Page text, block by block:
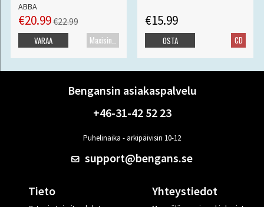
ABBA
€20.99€22.99
Maxisingle
VARAA
€15.99
CD
OSTA
Bengansin asiakaspalvelu
+46-31-42 52 23
Puhelinaika - arkipäivisin 10-12
support@bengans.se
Tieto Yhteystiedot